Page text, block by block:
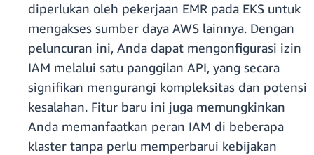
diperlukan oleh pekerjaan EMR pada EKS untuk
mengakses sumber daya AWS lainnya. Dengan
peluncuran ini, Anda dapat mengonfigurasi izin
IAM melalui satu panggilan API, yang secara
signifikan mengurangi kompleksitas dan potensi
kesalahan. Fitur baru ini juga memungkinkan
Anda memanfaatkan peran IAM di beberapa
klaster tanpa perlu memperbarui kebijakan